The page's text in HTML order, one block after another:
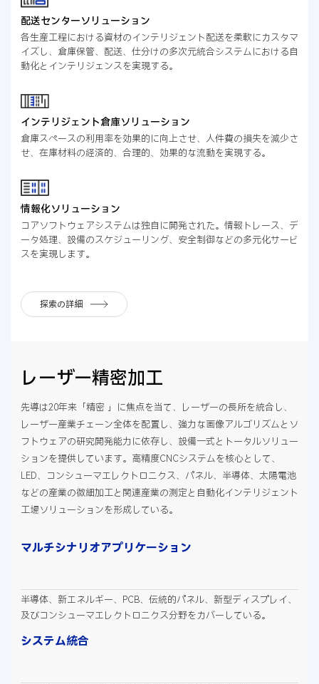
配送センターソリューション
各生産工程における資材のインテリジェント配送を柔軟にカスタマ
イズし、倉庫保管、配送、仕分けの多次元統合システムにおける自
動化とインテリジェンスを実現する。
インテリジェント倉庫ソリューション
倉庫スペースの利用率を効果的に向上させ、人件費の損失を減少さ
せ、在庫材料の経済的、合理的、効果的な流動を実現する。
情報化ソリューション
コアソフトウェアシステムは独自に開発された。情報トレース、デ
ータ処理、設備のスケジューリング、安全制御などの多元化サービ
スを実現します。
探索の詳細
レーザー精密加工
先導は20年来「精密 」に焦点を当て、レーザーの長所を統合し、
レーザー産業チェーン全体を配置し、強力な画像アルゴリズムとソ
フトウェアの研究開発能力に依存し、設備一式とトータルソリュー
ションを提供しています。高精度CNCシステムを核心として、
LED、コンシューマエレクトロニクス、パネル、半導体、太陽電池
などの産業の微細加工と関連産業の測定と自動化インテリジェント
工場ソリューションを形成している。
マルチシナリオアプリケーション
半導体、新エネルギー、PCB、伝統的パネル、新型ディスプレイ、
及びコンシューマエレクトロニクス分野をカバーしている。
システム統合